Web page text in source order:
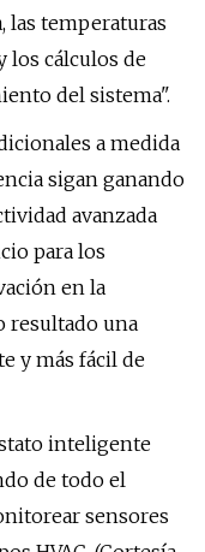
las temperaturas
los cálculos de
del sistema".
a medida
sigan ganando
avanzada
para los
en la
resultado una
y más fácil de
inteligente
de todo el
sensores